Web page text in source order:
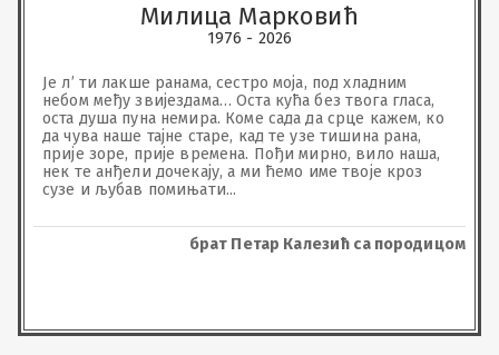
Милица Марковић
1976 - 2026
Је л’ ти лакше ранама, сестро моја, под хладним
небом међу звијездама… Оста кућа без твога гласа,
оста душа пуна немира. Коме сада да срце кажем, ко
да чува наше тајне старе, кад те узе тишина рана,
прије зоре, прије времена. Пођи мирно, вило наша,
нек те анђели дочекају, а ми ћемо име твоје кроз
сузе и љубав помињати...
брат Петар Калезић са породицом